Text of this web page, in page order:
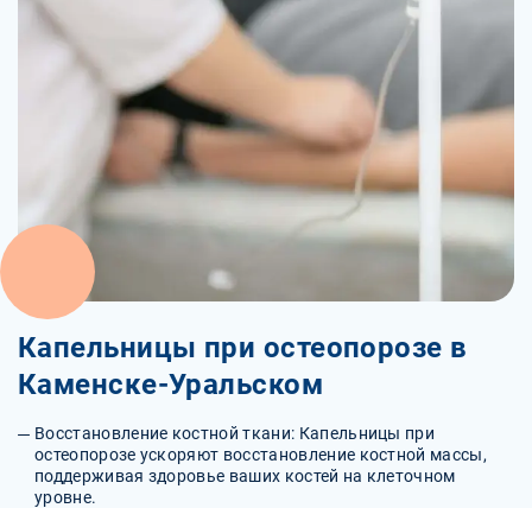
Капельницы при остеопорозе в
Каменске-Уральском
Восстановление костной ткани: Капельницы при
остеопорозе ускоряют восстановление костной массы,
поддерживая здоровье ваших костей на клеточном
уровне.